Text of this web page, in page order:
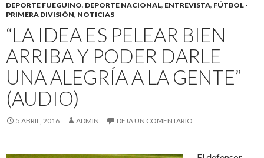
DEPORTE FUEGUINO, DEPORTE NACIONAL, ENTREVISTA, FÚTBOL -
PRIMERA DIVISIÓN, NOTICIAS
“LA IDEA ES PELEAR BIEN
ARRIBA Y PODER DARLE
UNA ALEGRÍA A LA GENTE”
(AUDIO)
5 ABRIL, 2016 ADMIN DEJA UN COMENTARIO